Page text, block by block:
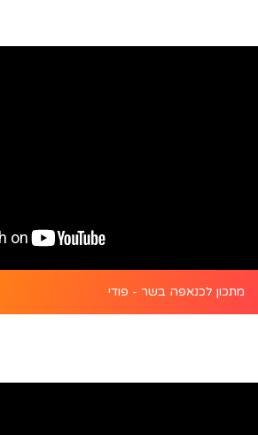
מתכון לכנאפה בשר - פודי